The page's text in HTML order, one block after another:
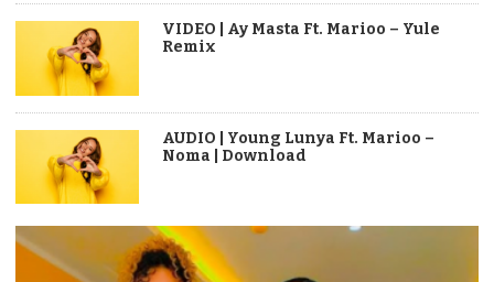
VIDEO | Ay Masta Ft. Marioo – Yule
Remix
AUDIO | Young Lunya Ft. Marioo –
Noma | Download